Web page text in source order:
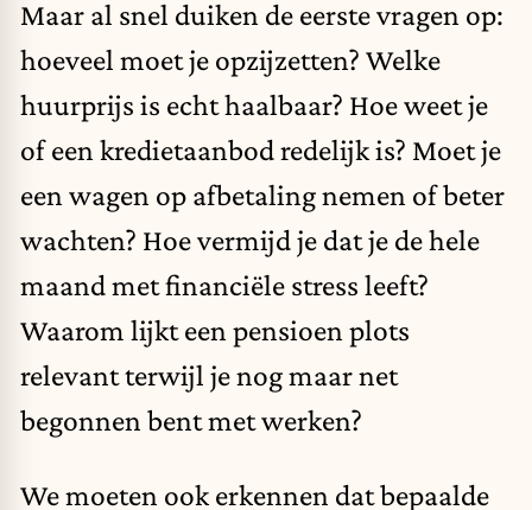
Maar al snel duiken de eerste vragen op:
hoeveel moet je opzijzetten? Welke
huurprijs is echt haalbaar? Hoe weet je
of een kredietaanbod redelijk is? Moet je
een wagen op afbetaling nemen of beter
wachten? Hoe vermijd je dat je de hele
maand met financiële stress leeft?
Waarom lijkt een pensioen plots
relevant terwijl je nog maar net
begonnen bent met werken?
We moeten ook erkennen dat bepaalde